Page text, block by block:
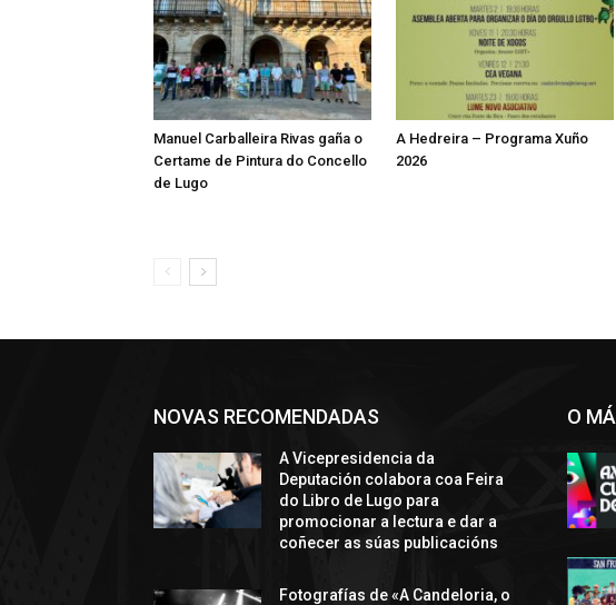
Manuel Carballeira Rivas gaña o
Certame de Pintura do Concello
de Lugo
A Hedreira – Programa Xuño
2026
NOVAS RECOMENDADAS
A Vicepresidencia da
Deputación colabora coa Feira
do Libro de Lugo para
promocionar a lectura e dar a
coñecer as súas publicacións
Fotografías de «A Candeloria, o
O